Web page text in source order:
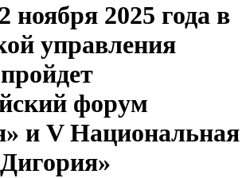
ноября 2025 года в
управления
форум
и V Национальная